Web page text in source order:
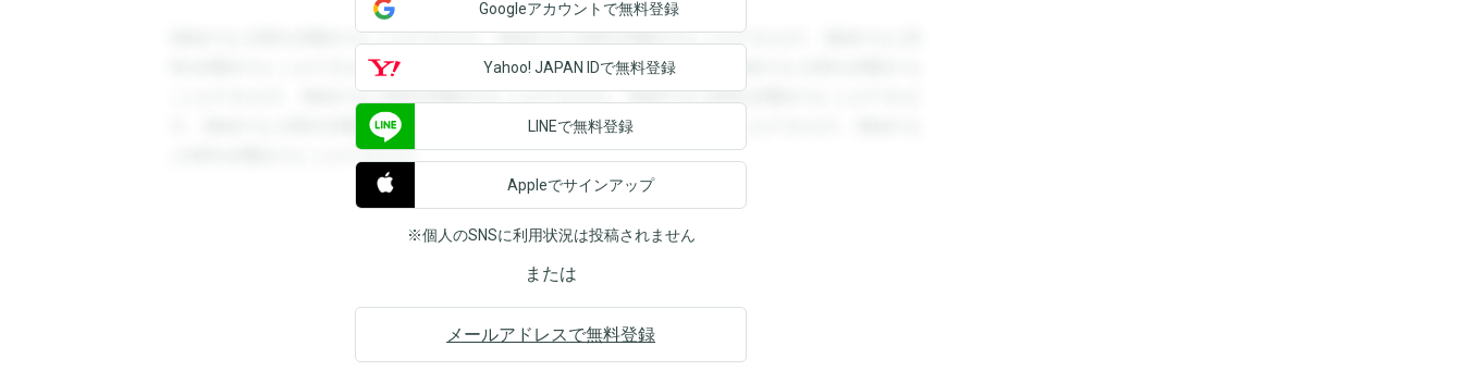
登録すると回答を閲覧することができます。登録すると回答を閲覧することができます。登録すると回
答を閲覧することができます。登録すると回答を閲覧することができます。登録すると回答を閲覧する
ことができます。登録すると回答を閲覧することができます。登録すると回答を閲覧することができま
す。登録すると回答を閲覧することができます。登録すると回答を閲覧することができます。登録する
と回答を閲覧することができます。
Googleアカウントで無料登録
Yahoo! JAPAN IDで無料登録
LINEで無料登録
Appleでサインアップ
※個人のSNSに利用状況は投稿されません
または
メールアドレスで無料登録